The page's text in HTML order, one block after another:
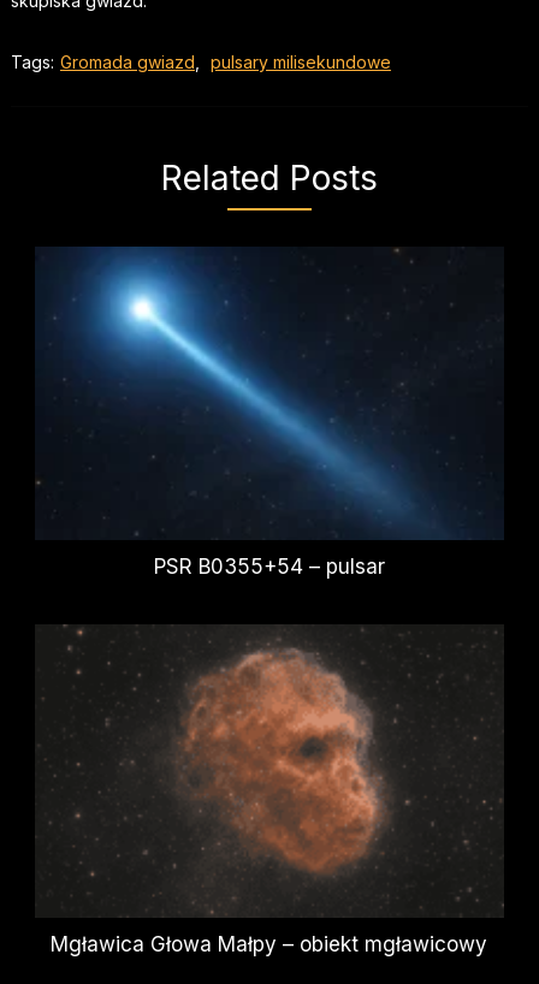
Tags: Gromada gwiazd pulsary milisekundowe
Related Posts
PSR B0355+54 – pulsar
Mgławica Głowa Małpy – obiekt mgławicowy